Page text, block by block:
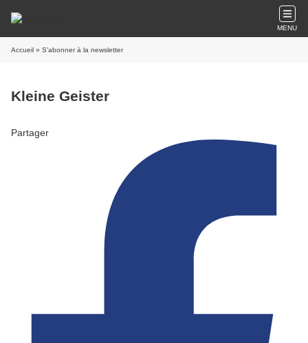
MENU
Accueil » S'abonner à la newsletter
Kleine Geister
Partager